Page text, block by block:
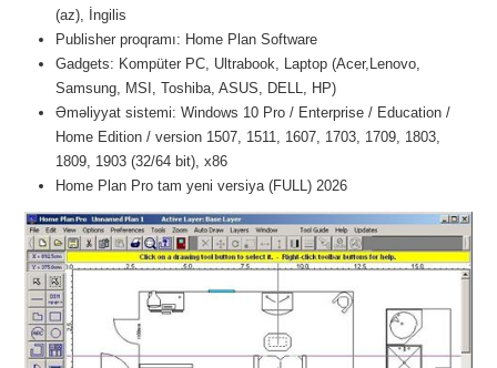
(az), İngilis
Publisher proqramı: Home Plan Software
Gadgets: Kompüter PC, Ultrabook, Laptop (Acer,Lenovo,
Samsung, MSI, Toshiba, ASUS, DELL, HP)
Əməliyyat sistemi: Windows 10 Pro / Enterprise / Education /
Home Edition / version 1507, 1511, 1607, 1703, 1709, 1803,
1809, 1903 (32/64 bit), x86
Home Plan Pro tam yeni versiya (FULL) 2026